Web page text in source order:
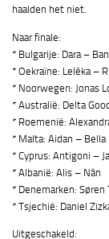
haalden het niet.
Naar finale:
* Bulgarije: Dara –
* Oekraïne: Leléka –
* Noorwegen: Jonas
* Australië: Delta
* Roemenië:
* Malta: Aidan – Bella
* Cyprus: Antigoni –
* Albanië: Alis – Nân
* Denemarken:
* Tsjechië: Daniel
Uitgeschakeld: